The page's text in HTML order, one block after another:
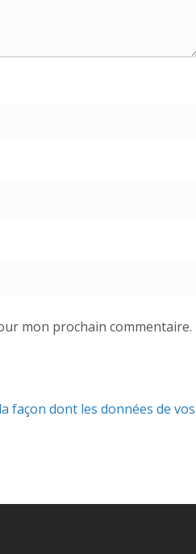
mon prochain commentaire.
façon dont les données de vos